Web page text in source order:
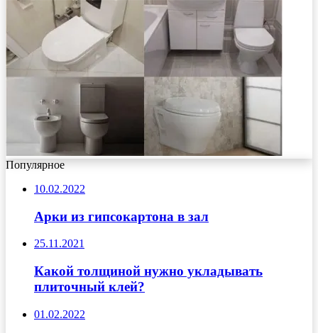
Популярное
10.02.2022
Арки из гипсокартона в зал
25.11.2021
Какой толщиной нужно укладывать
плиточный клей?
01.02.2022